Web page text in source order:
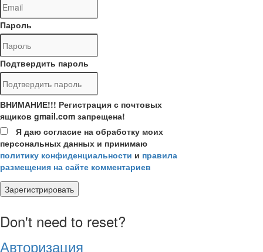
Пароль
Подтвердить пароль
ВНИМАНИЕ!!! Регистрация с почтовых
ящиков gmail.com запрещена!
Я даю согласие на обработку моих
персональных данных и принимаю
политику конфиденциальности и правила
размещения на сайте комментариев
Зарегистрировать
Don't need to reset?
Авторизация